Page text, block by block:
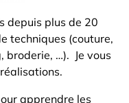
depuis plus de 20
techniques (couture,
broderie, …). Je vous
apprendre les